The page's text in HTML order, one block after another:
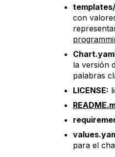
con
la versión
palabras
LICENSE:
para el